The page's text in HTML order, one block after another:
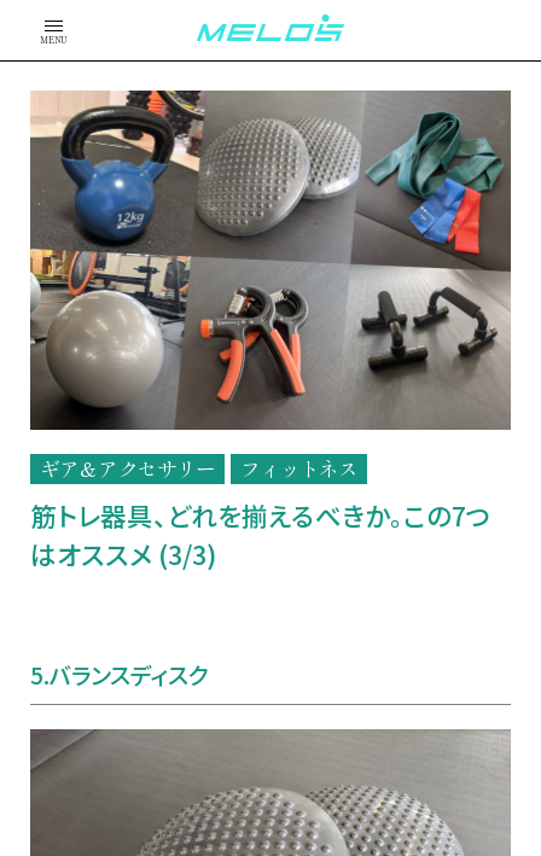
MENU
ギア＆アクセサリー フィットネス
筋トレ器具、どれを揃えるべきか。この7つ
はオススメ (3/3)
5.バランスディスク